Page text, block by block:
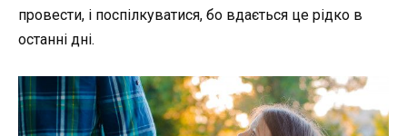
провести, і поспілкуватися, бо вдається це рідко в
останні дні.